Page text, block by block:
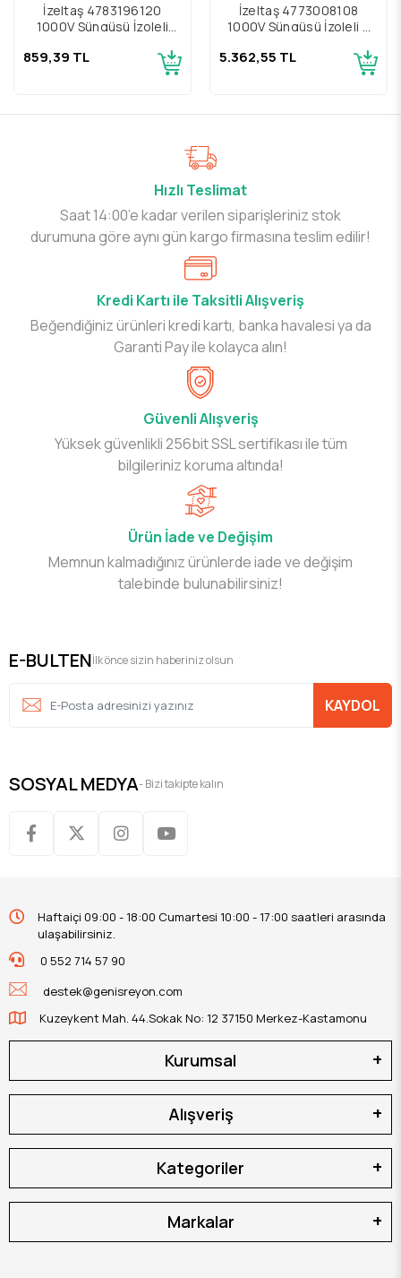
İzeltaş 4783196120
1000V Süngüsü İzoleli
Manyetik Bits Tutucu
859,39 TL
İzeltaş 4773008108
1000V Süngüsü İzoleli 8
Tornavida Seti
5.362,55 TL
Hızlı Teslimat
Saat 14:00’e kadar verilen siparişleriniz stok
durumuna göre aynı gün kargo firmasına teslim edilir!
Kredi Kartı ile Taksitli Alışveriş
Beğendiğiniz ürünleri kredi kartı, banka havalesi ya da
Garanti Pay ile kolayca alın!
Güvenli Alışveriş
Yüksek güvenlikli 256bit SSL sertifikası ile tüm
bilgileriniz koruma altında!
Ürün İade ve Değişim
Memnun kalmadığınız ürünlerde iade ve değişim
talebinde bulunabilirsiniz!
E-BULTENİlk önce sizin haberiniz olsun
KAYDOL
SOSYAL MEDYA- Bizi takipte kalın
Haftaiçi 09:00 - 18:00 Cumartesi 10:00 - 17:00 saatleri arasında
ulaşabilirsiniz.
0 552 714 57 90
destek@genisreyon.com
Kuzeykent Mah. 44.Sokak No: 12 37150 Merkez-Kastamonu
Kurumsal
Alışveriş
Kategoriler
Markalar